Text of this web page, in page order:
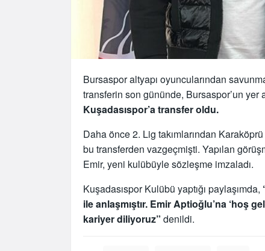
Bursaspor altyapı oyuncularından
transferin son gününde, Bursaspor’un yer
Kuşadasıspor’a transfer oldu.
Daha önce 2. Lig takımlarından
bu transferden vazgeçmişti. Yapılan
Emir, yeni kulübüyle sözleşme imzaladı.
Kuşadasıspor Kulübü yaptığı paylaşımda,
ile anlaşmıştır. Emir Aptioğlu’na ‘hoş
kariyer diliyoruz” denildi.